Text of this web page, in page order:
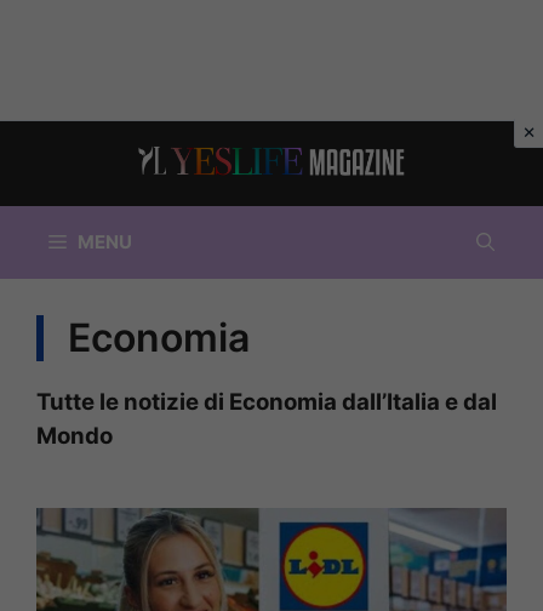
MENU
Economia
Tutte le notizie di Economia dall’Italia e dal
Mondo